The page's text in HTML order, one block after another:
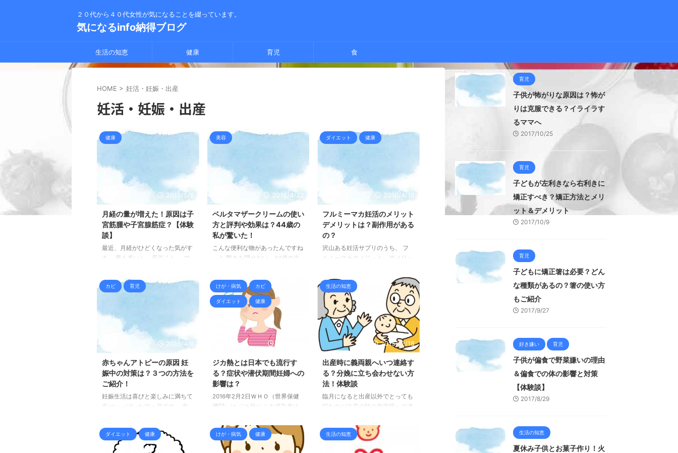
２０代から４０代女性が気になることを綴っています。
気になるinfo納得ブログ
生活の知恵 健康 育児 食
HOME > 妊活・妊娠・出産
妊活・妊娠・出産
健康
2016/5/8
月経の量が増えた！原因は子
宮筋腫や子宮腺筋症？【体験
談】
最近、月経がひどくなった気がす
る。 量も多いし、長引くし。 で
ない… そんな悩みを抱えている女
性、 意外と多いのではないでし
ます。
美容
2016/4/22
ベルタマザークリームの使い
方と評判や効果は？44歳の
私が驚いた！
こんな便利な物があったんですね
～！ 驚きを隠せない、44歳の出
したのは長男を産んだ14年 前！
考えただけでも遠い昔です。 し
かもその時代に比べると、出産用
品や 赤ちゃん用品、ママ用品も
良くなってい ますよ！本当につ
くづく思います。 ところで、最
近気になるママ用品が飛び 込ん
できたので、どうしてもお伝えし
た くて、ペンを走らせておりま
す。
ダイエット 健康
2016/4/15
フルミーマカ妊活のメリット
デメリットは？副作用がある
の？
沢山ある妊活サプリのうち、 フ
ルミーマカのメリット、デメリッ
カビ 育児
2016/4/6
赤ちゃんアトピーの原因 妊
娠中の対策は？３つの方法を
ご紹介！
妊娠生活は喜びと楽しみに満ちて
幸せいっぱいな10ヵ月です。 幸
た、 我が子のアトピーの可能
性。 もしかしたら…と不安になっ
てしまい ますね。 今回は妊娠中
けが・病気 カビ
ダイエット 健康
ジカ熱とは日本でも流行す
る？症状や潜伏期間妊婦への
影響は？
2016年2月2日ＷＨＯ（世界保健
機関）は ジカ熱による感染者は
しました。 今回のジカ熱の流行
は 去年5月にブラジルで確認され
てから 中南米を中心に感染が急
生活の知恵
2015/12/18
出産時に義両親へいつ連絡す
る？分娩に立ち会わせない方
法！体験談
臨月になると出産以外でとっても
悩むのが出産の時の義両親への連
絡したい！旦那は陣痛が始まった
時点で連絡したい！となかなか意
見が合いません。 今日は出産の
ダイエット 健康 けが・病気 健康 生活の知恵
育児
子供が怖がりな原因は？怖が
りは克服できる？イライラす
るママへ
2017/10/25
育児
子どもが左利きなら右利きに
矯正すべき？矯正方法とメリ
ット＆デメリット
2017/10/9
育児
子どもに矯正箸は必要？どん
な種類があるの？箸の使い方
もご紹介
2017/9/27
好き嫌い 育児
子供が偏食で野菜嫌いの理由
＆偏食での体の影響と対策
【体験談】
2017/8/29
生活の知恵
夏休み子供とお菓子作り！火